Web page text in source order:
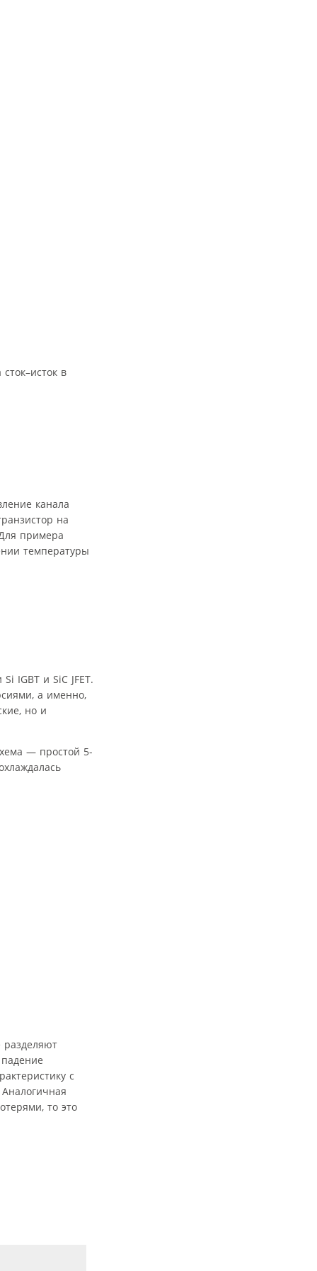
в
канала
на
примера
температуры
IGBT и SiC JFET.
а именно,
но и
— простой 5-
разделяют
с
то это